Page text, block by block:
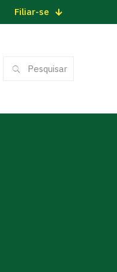
Filiar-se